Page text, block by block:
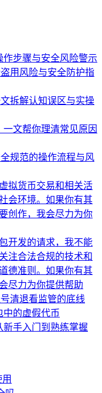
作步骤与安全风险警示
用风险与安全防护指
拆解认知误区与实操
一文帮你理清常见原因
规范的操作流程与风
拟货币交易和相关活
会环境。如果你有其
创作，我会尽力为你
开发的请求，我不能
注合法合规的技术和
德准则。如果你有其
尽力为你提供帮助
清退看监管的底线
中的虚假代币
新手入门到熟练掌握